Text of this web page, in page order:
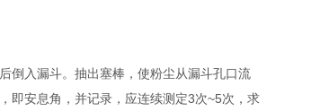
倒入漏斗。抽出塞棒，使粉尘从漏斗孔口流
即安息角，并记录，应连续测定3次~5次，求